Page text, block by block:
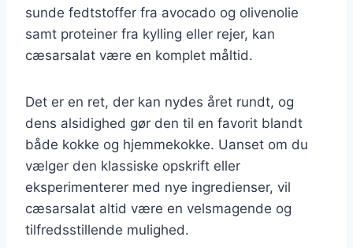
sunde fedtstoffer fra avocado og olivenolie
samt proteiner fra kylling eller rejer, kan
cæsarsalat være en komplet måltid.
Det er en ret, der kan nydes året rundt, og
dens alsidighed gør den til en favorit blandt
både kokke og hjemmekokke. Uanset om du
vælger den klassiske opskrift eller
eksperimenterer med nye ingredienser, vil
cæsarsalat altid være en velsmagende og
tilfredsstillende mulighed.